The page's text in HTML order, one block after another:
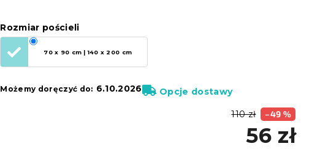
110 zł –49 %
56 zł
Rozmiar pościeli
70 x 90 cm | 140 x 200 cm
Możemy doręczyć do: 6.10.2026 Opcje dostawy